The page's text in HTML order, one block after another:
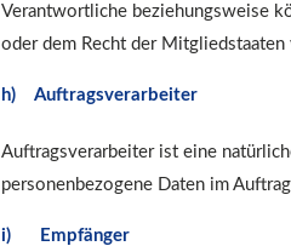
Verantwortliche beziehungsweise
oder dem Recht der Mitgliedstaaten
h) Auftragsverarbeiter
Auftragsverarbeiter ist eine
personenbezogene Daten im
i) Empfänger